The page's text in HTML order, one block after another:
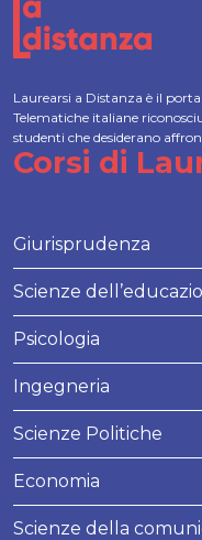
Laurearsi a Distanza è il
Telematiche italiane
studenti che desiderano
Corsi di
Giurisprudenza
Scienze
Psicologia
Ingegneria
Scienze Politiche
Economia
Scienze della